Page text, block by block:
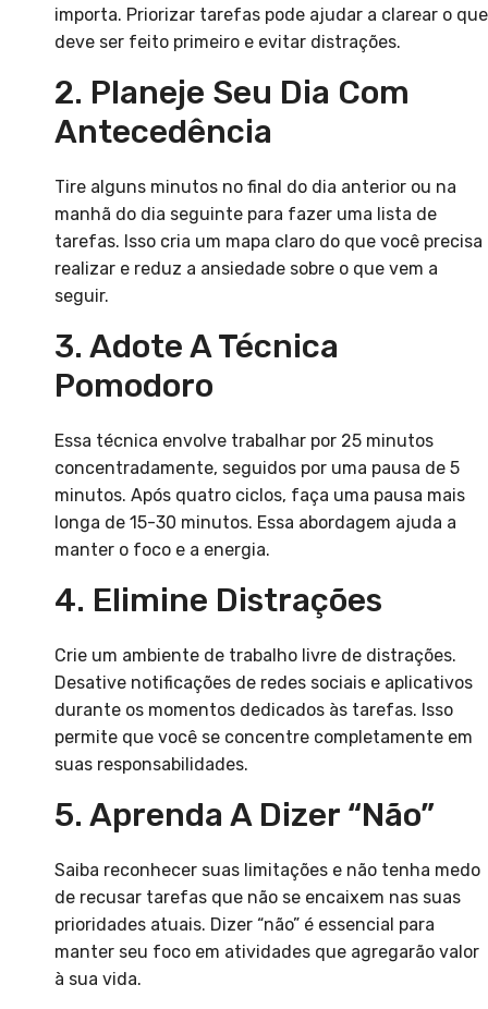
importa. Priorizar tarefas pode ajudar a clarear o que
deve ser feito primeiro e evitar distrações.
2. Planeje Seu Dia Com
Antecedência
Tire alguns minutos no final do dia anterior ou na
manhã do dia seguinte para fazer uma lista de
tarefas. Isso cria um mapa claro do que você precisa
realizar e reduz a ansiedade sobre o que vem a
seguir.
3. Adote A Técnica
Pomodoro
Essa técnica envolve trabalhar por 25 minutos
concentradamente, seguidos por uma pausa de 5
minutos. Após quatro ciclos, faça uma pausa mais
longa de 15-30 minutos. Essa abordagem ajuda a
manter o foco e a energia.
4. Elimine Distrações
Crie um ambiente de trabalho livre de distrações.
Desative notificações de redes sociais e aplicativos
durante os momentos dedicados às tarefas. Isso
permite que você se concentre completamente em
suas responsabilidades.
5. Aprenda A Dizer “não”
Saiba reconhecer suas limitações e não tenha medo
de recusar tarefas que não se encaixem nas suas
prioridades atuais. Dizer “não” é essencial para
manter seu foco em atividades que agregarão valor
à sua vida.